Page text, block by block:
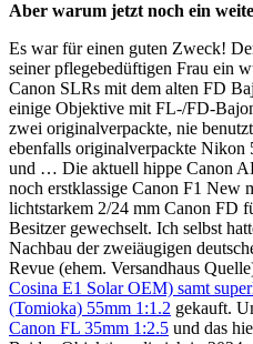
Aber warum jetzt noch ein
Es war für einen guten Zweck!
seiner pflegebedüftigen Frau ein
Canon SLRs mit dem alten FD
einige Objektive mit FL-/FD-
zwei originalverpackte, nie
ebenfalls originalverpackte
und … Die aktuell hippe Canon
noch erstklassige Canon F1 New
lichtstarkem 2/24 mm Canon FD
Besitzer gewechselt. Ich selbst
Nachbau der zweiäugigen
Revue (ehem. Versandhaus
Cosina E1 Solar OEM) samt
(Tomioka) 55mm 1:1.2 gekauft.
Canon FL 35mm 1:2.5 und das